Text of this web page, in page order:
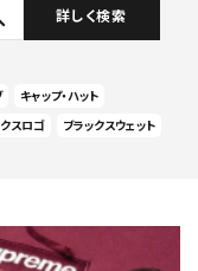
詳しく検索
キャップ・ハット
スロゴ ブラックスウェット